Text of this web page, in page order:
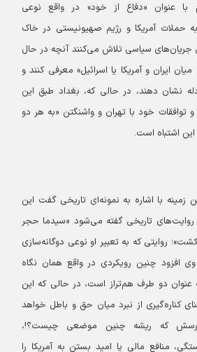
با عنوان «دفاع از خود» در واقع نوعی
آمریکا و رژیم صهیونیستی در خاک
سیاسی تلاش می‌کنند آنچه در حال
ایران و آمریکا یا اسرائیل» معرفی کنند و
نشان دهند، در حالی که، بغداد طبق این
توافقات خود با تهران و واشنگتن «به هر دو
اشتباه است.
با اشاره به نمونه‌ای تاریخی گفت این
تاریخی گفته می‌شود «سیدما حجر
روایتی که به تعبیر او نوعی دوگانه‌سازی
چنین رویکردی در واقع همان نگاه
عنوان دو طرف هم‌تراز است، در حالی که این
کناره‌گیری از نبرد میان حق و باطل خواهد
که ریشه چنین موضعی چیست؟!،
منافع مالی یا امید بستن به آمریکا را